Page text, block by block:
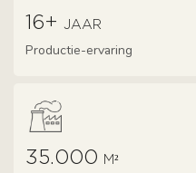
16+ JAAR
Productie-ervaring
35.000 M²